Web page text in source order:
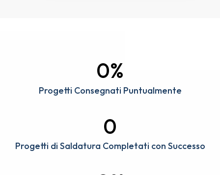
0%
Progetti Consegnati Puntualmente
0
Progetti di Saldatura Completati con Successo